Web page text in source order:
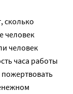
сколько
человек
человек
часа работы
пожертвовать